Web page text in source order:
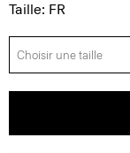
Taille: FR
Choisir une taille